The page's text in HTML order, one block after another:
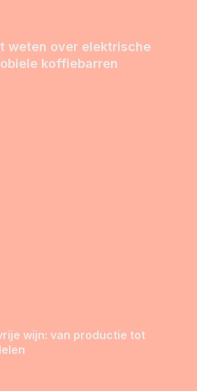
weten over elektrische
koffiebarren
wijn: van productie tot